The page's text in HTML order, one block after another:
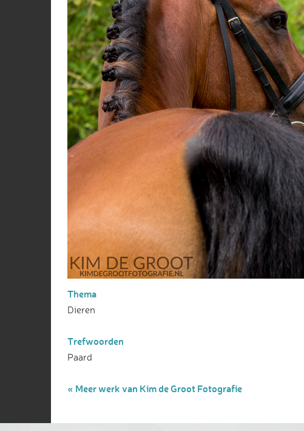
Thema
Dieren
Trefwoorden
Paard
« Meer werk van Kim de Groot Fotografie